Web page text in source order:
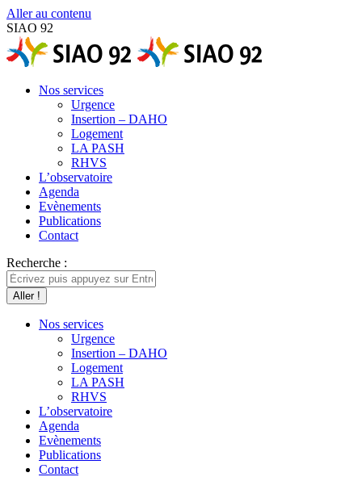
Aller au contenu
SIAO 92
Nos services
Urgence
Insertion – DAHO
Logement
LA PASH
RHVS
L’observatoire
Agenda
Evènements
Publications
Contact
Recherche :
Nos services
Urgence
Insertion – DAHO
Logement
LA PASH
RHVS
L’observatoire
Agenda
Evènements
Publications
Contact